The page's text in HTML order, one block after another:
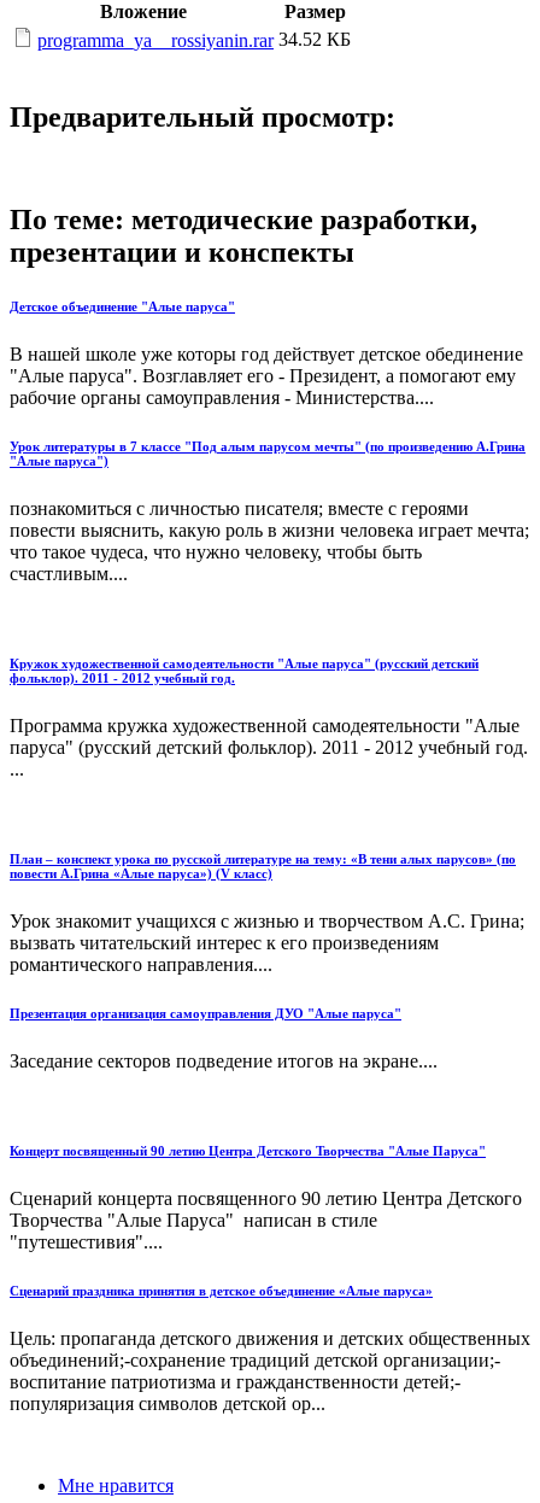
Вложение
Размер
programma_ya__rossiyanin.rar 34.52 КБ
Предварительный просмотр:
По теме: методические разработки,
презентации и конспекты
Детское объединение "Алые паруса"
В нашей школе уже которы год действует детское обединение
"Алые паруса". Возглавляет его - Президент, а помогают ему
рабочие органы самоуправления - Министерства....
Урок литературы в 7 классе "Под алым парусом мечты" (по произведению А.Грина
"Алые паруса")
познакомиться с личностью писателя; вместе с героями
повести выяснить, какую роль в жизни человека играет мечта;
что такое чудеса, что нужно человеку, чтобы быть
счастливым....
Кружок художественной самодеятельности "Алые паруса" (русский детский
фольклор). 2011 - 2012 учебный год.
Программа кружка художественной самодеятельности "Алые
паруса" (русский детский фольклор). 2011 - 2012 учебный год.
...
План – конспект урока по русской литературе на тему: «В тени алых парусов» (по
повести А.Грина «Алые паруса») (V класс)
Урок знакомит учащихся с жизнью и творчеством А.С. Грина;
вызвать читательский интерес к его произведениям
романтического направления....
Презентация организация самоуправления ДУО "Алые паруса"
Заседание секторов подведение итогов на экране....
Концерт посвященный 90 летию Центра Детского Творчества "Алые Паруса"
Сценарий концерта посвященного 90 летию Центра Детского
Творчества "Алые Паруса" написан в стиле
"путешестивия"....
Сценарий праздника принятия в детское объединение «Алые паруса»
Цель: пропаганда детского движения и детских общественных
объединений;-сохранение традиций детской организации;-
воспитание патриотизма и гражданственности детей;-
популяризация символов детской ор...
Мне нравится